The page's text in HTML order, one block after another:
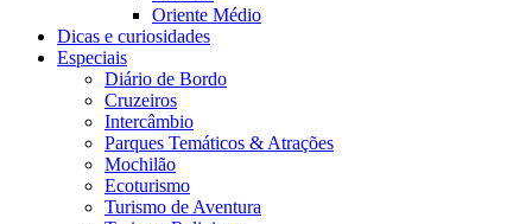
Oriente Médio
Dicas e curiosidades
Especiais
Diário de Bordo
Cruzeiros
Intercâmbio
Parques Temáticos & Atrações
Mochilão
Ecoturismo
Turismo de Aventura